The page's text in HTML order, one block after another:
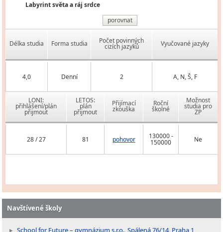
Labyrint světa a ráj srdce
porovnat
Délka studia Forma studia Počet povinných
cizích jazyků Vyučované jazyky
4,0 Denní 2 A, N, Š, F
LONI:
přihlášení/plán
přijmout
LETOS:
plán
přijmout
Přijímací
zkouška
Roční
školné
Možnost
studia pro
ZP
28 / 27 81 pohovor 130000 -
150000 Ne
Navštívené školy
School for Future – gymnázium s.r.o., Spálená 76/14, Praha 1